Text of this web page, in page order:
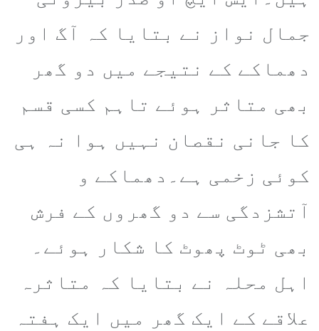
جمال نواز نے بتایا کہ آگ اور
دھماکے کے نتیجے میں دو گھر
بھی متاثر ہوئے تاہم کسی قسم
کا جانی نقصان نہیں ہوا نہ ہی
کوئی زخمی ہے۔دھماکے و
آتشزدگی سے دو گھروں کے فرش
بھی ٹوٹ پھوٹ کا شکار ہوئے۔
اہل محلہ نے بتایا کہ متاثرہ
علاقے کے ایک گھر میں ایک ہفتہ